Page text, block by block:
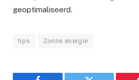
geoptimaliseerd.
tips Zonne energie